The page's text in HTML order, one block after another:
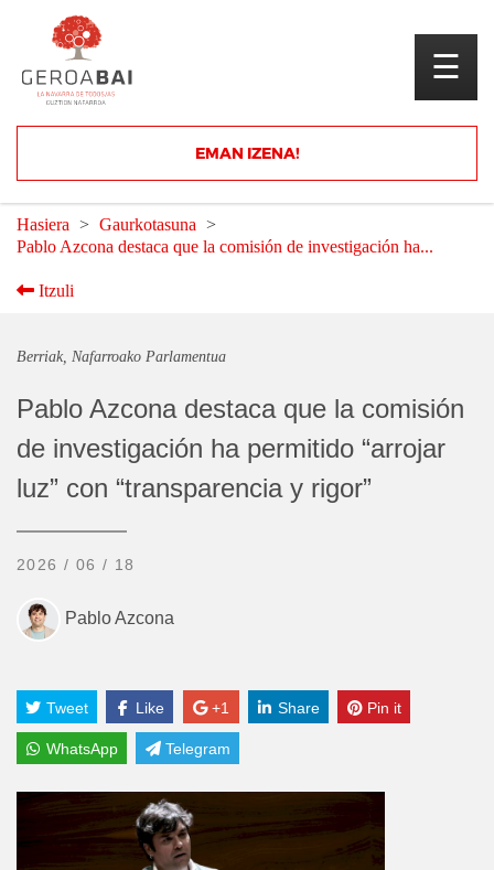
☰
EMAN IZENA!
Eman izena gure zerrendan
Hasiera
Gaurkotasuna
Pablo Azcona destaca que la comisión de investigación ha...
Itzuli
Berriak Nafarroako Parlamentua
Pablo Azcona destaca que la comisión
de investigación ha permitido “arrojar
luz” con “transparencia y rigor”
2026 / 06 / 18
Pablo Azcona
Tweet Like +1 Share Pin it
WhatsApp Telegram